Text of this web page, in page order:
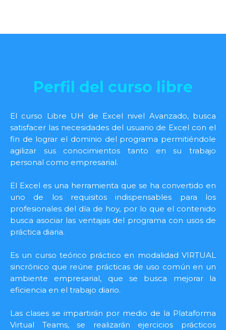
Perfil del curso libre
El curso Libre UH de Excel nivel Avanzado, busca
satisfacer las necesidades del usuario de Excel con el
fin de lograr el dominio del programa permitiéndole
agilizar sus conocimientos tanto en su trabajo
personal como empresarial.
El Excel es una herramienta que se ha convertido en
uno de los requisitos indispensables para los
profesionales del día de hoy, por lo que el contenido
busca asociar las ventajas del programa con usos de
práctica diaria.
Es un curso teórico práctico en modalidad VIRTUAL
sincrónico que reúne prácticas de uso común en un
ambiente empresarial, que se busca mejorar la
eficiencia en el trabajo diario.
Las clases se impartirán por medio de la Plataforma
Virtual Teams, se realizarán ejercicios prácticos